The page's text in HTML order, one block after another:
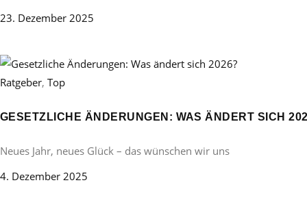
23. Dezember 2025
Ratgeber, Top
GESETZLICHE ÄNDERUNGEN: WAS ÄNDERT SICH
Neues Jahr, neues Glück – das wünschen wir uns
4. Dezember 2025